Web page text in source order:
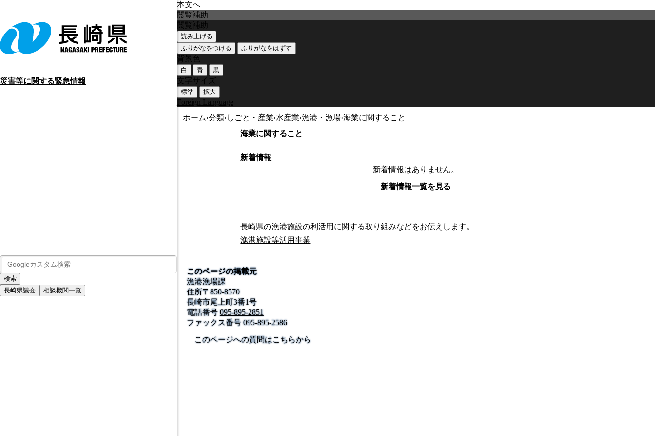
本文へ
災害等に関する緊急情報
長崎県議会 相談機関一覧
閲覧補助
閲覧補助
読み上げる
ふりがなをつける
ふりがなをはずす
背景色
白 青 黒
文字サイズ
標準 拡大
Foreign Language
ホーム›分類›しごと・産業›水産業›漁港・漁場›海業に関すること
海業に関すること
新着情報
新着情報はありません。
新着情報一覧を見る
長崎県の漁港施設の利活用に関する取り組みなどをお伝えします。
漁港施設等活用事業
このページの掲載元
漁港漁場課
住所〒850-8570
長崎市尾上町3番1号
電話番号 095-895-2851
ファックス番号095-895-2586
このページへの質問はこちらから
公式SNS
このサイトについて
長崎県庁